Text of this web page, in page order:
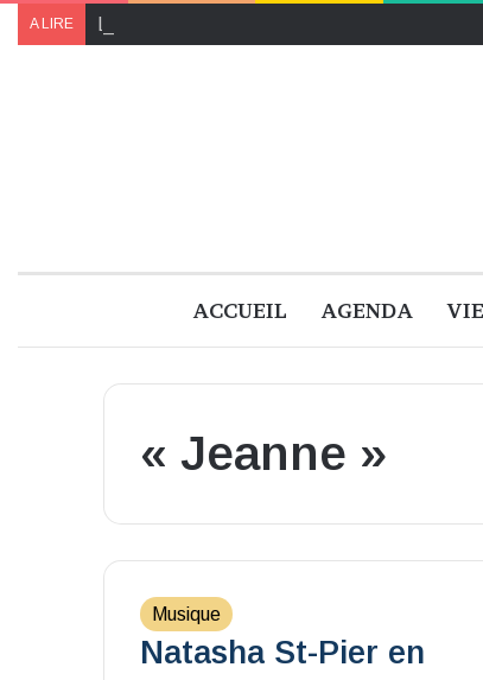
A LIRE
ACCUEIL AGENDA
« Jeanne »
Musique
Natasha St-Pier en